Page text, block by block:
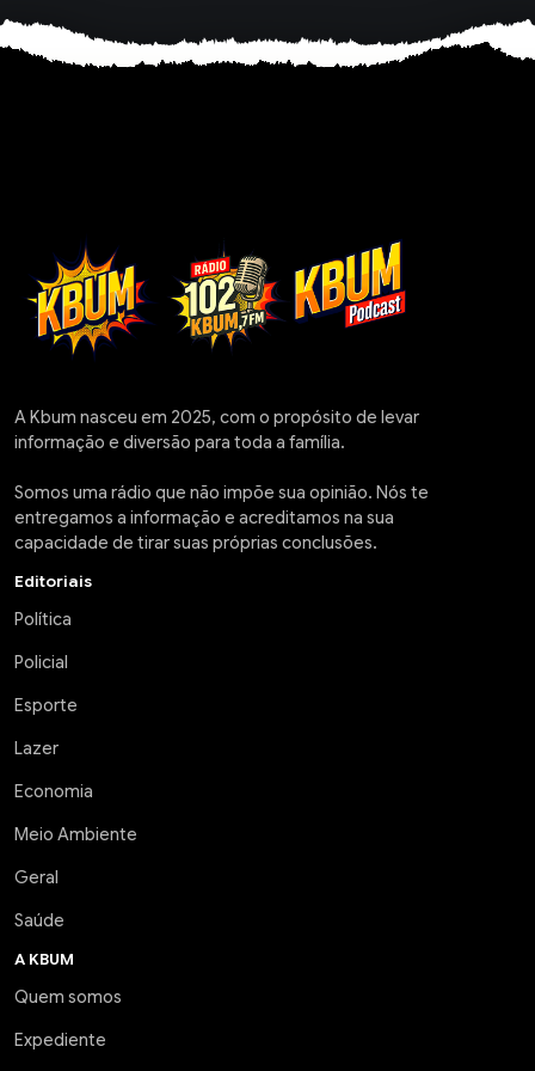
A Kbum nasceu em 2025, com o propósito de levar
informação e diversão para toda a família.
Somos uma rádio que não impõe sua opinião. Nós te
entregamos a informação e acreditamos na sua
capacidade de tirar suas próprias conclusões.
Editoriais
Política
Policial
Esporte
Lazer
Economia
Meio Ambiente
Geral
Saúde
A KBUM
Quem somos
Expediente